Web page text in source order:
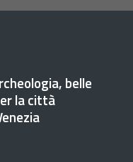
belle
la città